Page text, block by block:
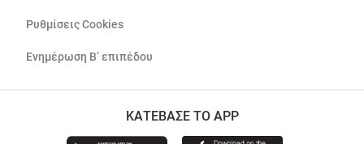
Ρυθμίσεις Cookies
Ενημέρωση Β’ επιπέδου
ΚΑΤΕΒΑΣΕ ΤΟ APP